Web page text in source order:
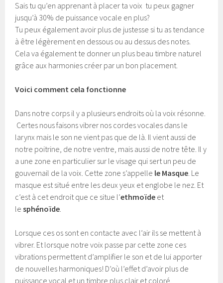
Sais tu qu’en apprenant à placer ta voix tu peux gagner
jusqu’à 30% de puissance vocale en plus?
Tu peux également avoir plus de justesse si tu as tendance
à être légèrement en dessous ou au dessus des notes.
Cela va également te donner un plus beau timbre naturel
grâce aux harmonies créer par un bon placement.
Voici comment cela fonctionne
Dans notre corps il y a plusieurs endroits où la voix résonne.
Certes nous faisons vibrer nos cordes vocales dans le
larynx mais le son ne vient pas que de là. Il vient aussi de
notre poitrine, de notre ventre, mais aussi de notre tête. Il y
a une zone en particulier sur le visage qui sert un peu de
gouvernail de la voix. Cette zone s’appelle le Masque. Le
masque est situé entre les deux yeux et englobe le nez. Et
c’est à cet endroit que ce situe l’ethmoïde et
lesphénoïde.
Lorsque ces os sont en contacte avec l’air ils se mettent à
vibrer. Et lorsque notre voix passe par cette zone ces
vibrations permettent d’amplifier le son et de lui apporter
de nouvelles harmoniques! D’où l’effet d’avoir plus de
puissance vocal et un timbre plus clair et coloré.